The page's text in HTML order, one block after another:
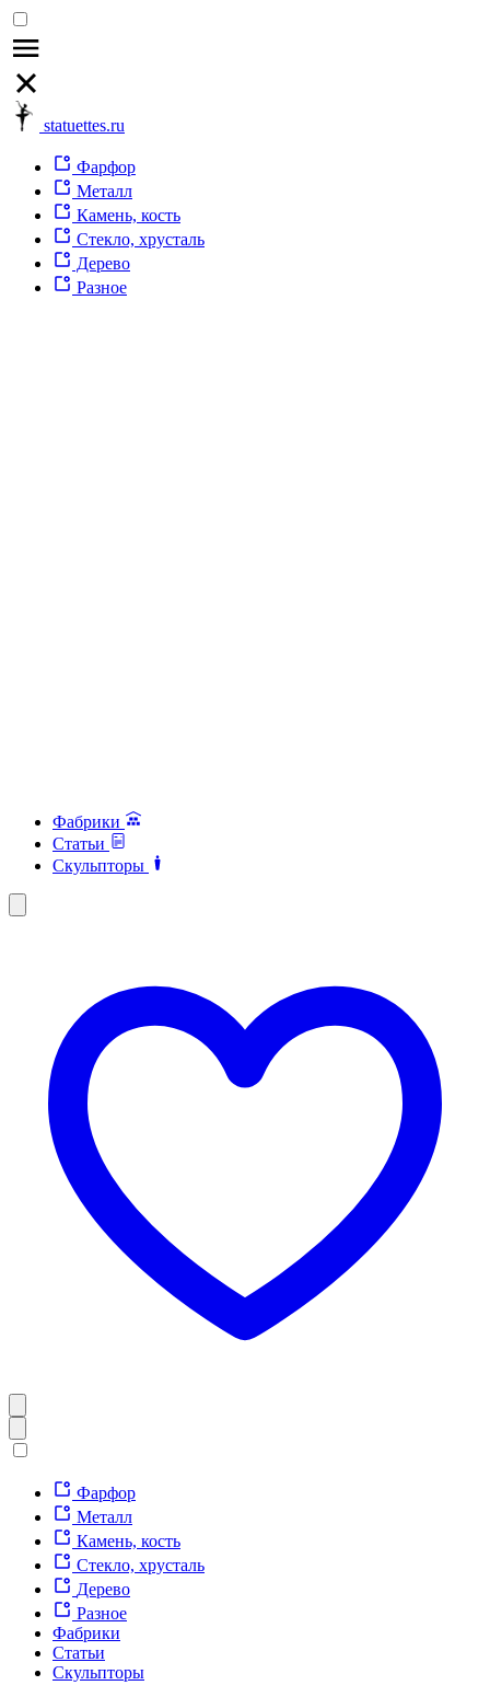
statuettes.ru
Фарфор
Металл
Камень, кость
Стекло, хрусталь
Дерево
Разное
Фабрики
Статьи
Скульпторы
Фарфор
Металл
Камень, кость
Стекло, хрусталь
Дерево
Разное
Фабрики
Статьи
Скульпторы